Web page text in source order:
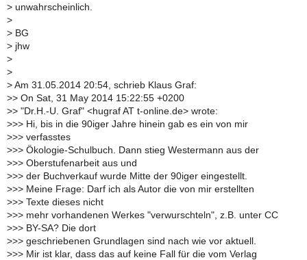
> unwahrscheinlich.
>
> BG
> jhw
>
>
> Am 31.05.2014 20:54, schrieb Klaus Graf:
>> On Sat, 31 May 2014 15:22:55 +0200
>> "Dr.H.-U. Graf" <hugraf AT t-online.de> wrote:
>>> Hi, bis in die 90iger Jahre hinein gab es ein von mir
>>> verfasstes
>>> Ökologie-Schulbuch. Dann stieg Westermann aus der
>>> Oberstufenarbeit aus und
>>> der Buchverkauf wurde Mitte der 90iger eingestellt.
>>> Meine Frage: Darf ich als Autor die von mir erstellten
>>> Texte dieses nicht
>>> mehr vorhandenen Werkes "verwurschteln", z.B. unter CC
>>> BY-SA? Die dort
>>> geschriebenen Grundlagen sind nach wie vor aktuell.
>>> Mir ist klar, dass das auf keine Fall für die vom Verlag